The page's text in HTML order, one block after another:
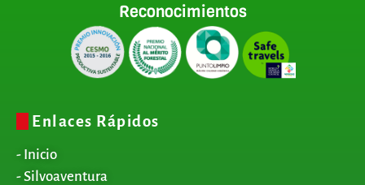
Reconocimientos
Enlaces Rápidos
- Inicio
- Silvoaventura